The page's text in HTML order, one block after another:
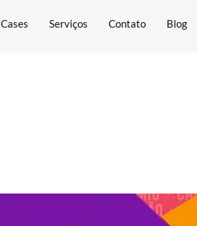
Cases Serviços Contato Blog